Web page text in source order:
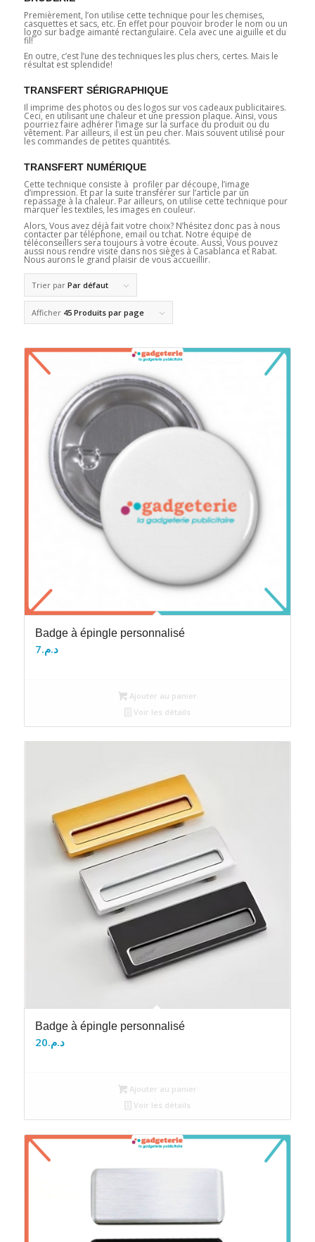
Premièrement, l’on utilise cette technique pour les chemises,
casquettes et sacs, etc. En effet pour pouvoir broder le nom ou un
logo sur badge aimanté rectangulaire. Cela avec une aiguille et du
fil!
En outre, c’est l’une des techniques les plus chers, certes. Mais le
résultat est splendide!
TRANSFERT SÉRIGRAPHIQUE
Il imprime des photos ou des logos sur vos cadeaux publicitaires.
Ceci, en utilisant une chaleur et une pression plaque. Ainsi, vous
pourriez faire adhérer l’image sur la surface du produit ou du
vêtement. Par ailleurs, il est un peu cher. Mais souvent utilisé pour
les commandes de petites quantités.
TRANSFERT NUMÉRIQUE
Cette technique consiste à profiler par découpe, l’image
d’impression. Et par la suite transférer sur l’article par un
repassage à la chaleur. Par ailleurs, on utilise cette technique pour
marquer les textiles, les images en couleur.
Alors, Vous avez déjà fait votre choix? N’hésitez donc pas à nous
contacter par téléphone, email ou tchat. Notre équipe de
téléconseillers sera toujours à votre écoute. Aussi, Vous pouvez
aussi nous rendre visite dans nos sièges à Casablanca et Rabat.
Nous aurons le grand plaisir de vous accueillir.
Trier par Par défaut
Afficher 45 Produits par page
Badge à épingle personnalisé
د.م.7
Ajouter au panier
Voir les détails
Badge à épingle personnalisé
د.م.20
Ajouter au panier
Voir les détails